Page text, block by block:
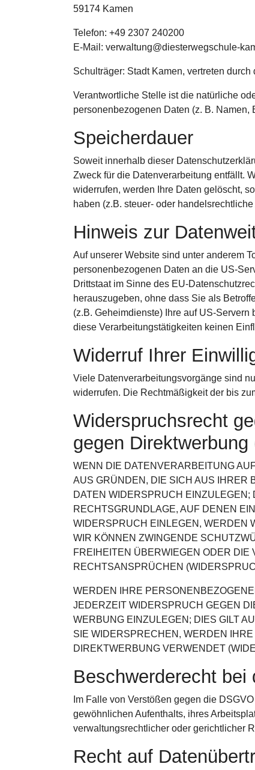
59174 Kamen
Telefon: +49 2307 240200
E-Mail: verwaltung@diesterwegschule-
Schulträger: Stadt Kamen, vertreten
Verantwortliche Stelle ist die natürliche
personenbezogenen Daten (z. B. Namen,
Speicherdauer
Soweit innerhalb dieser
Zweck für die Datenverarbeitung entfällt.
widerrufen, werden Ihre Daten gelöscht,
haben (z.B. steuer- oder
Hinweis zur
Auf unserer Website sind unter anderem
personenbezogenen Daten an die US-
Drittstaat im Sinne des EU-
herauszugeben, ohne dass Sie als
(z.B. Geheimdienste) Ihre auf US-
diese Verarbeitungstätigkeiten keinen
Widerruf Ihrer
Viele Datenverarbeitungsvorgänge sind
widerrufen. Die Rechtmäßigkeit der bis
Widerspruchsrecht
gegen
WENN DIE DATENVERARBEITUNG
AUS GRÜNDEN, DIE SICH AUS IHRER
DATEN WIDERSPRUCH EINZULEGEN;
RECHTSGRUNDLAGE, AUF DENEN
WIDERSPRUCH EINLEGEN, WERDEN
WIR KÖNNEN ZWINGENDE
FREIHEITEN ÜBERWIEGEN ODER
RECHTSANSPRÜCHEN
WERDEN IHRE
JEDERZEIT WIDERSPRUCH GEGEN
WERBUNG EINZULEGEN; DIES GILT
SIE WIDERSPRECHEN, WERDEN
DIREKTWERBUNG VERWENDET
Beschwerde­recht bei
Im Falle von Verstößen gegen die
gewöhnlichen Aufenthalts, ihres
verwaltungsrechtlicher oder gerichtlicher
Recht auf